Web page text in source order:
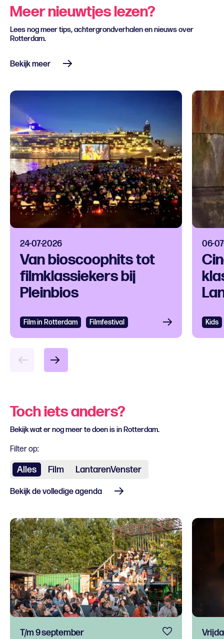
Meer nieuwtjes lezen?
Lees nog meer tips, achtergrondverhalen en nieuws over
Rotterdam.
Bekijk meer
24-07-2026
Van bioscoophits tot
filmklassiekers bij
Pleinbios
Film in Rotterdam Filmfestival
06-
Kids
Bekijken
Toch iets anders?
Bekijk wat er nog meer te doen is in Rotterdam.
Filter op:
Alles Film LantarenVenster
Bekijk de volledige agenda
T/m 9 september